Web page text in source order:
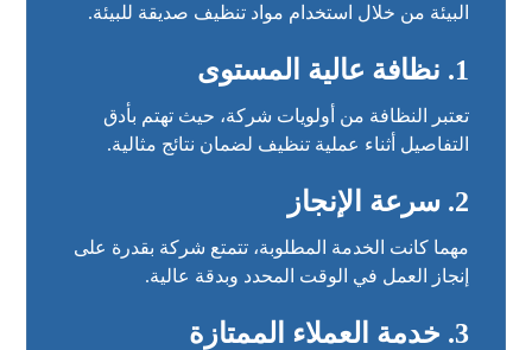
البيئة من خلال استخدام مواد تنظيف صديقة للبيئة.
1. نظافة عالية المستوى
تعتبر النظافة من أولويات شركة، حيث تهتم بأدق
التفاصيل أثناء عملية تنظيف لضمان نتائج مثالية.
2. سرعة الإنجاز
مهما كانت الخدمة المطلوبة، تتمتع شركة بقدرة على
إنجاز العمل في الوقت المحدد وبدقة عالية.
3. خدمة العملاء الممتازة